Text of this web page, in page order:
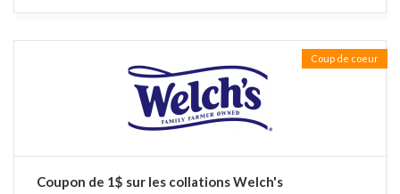
Coup de coeur
Coupon de 1$ sur les collations Welch's